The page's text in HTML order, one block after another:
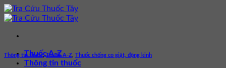
Bỏ
qua
dung
Thuốc A-Z
Thông tin thuốc
Thông tin thuốc,Thuốc A-Z Thuốc chống co giật, động kinh